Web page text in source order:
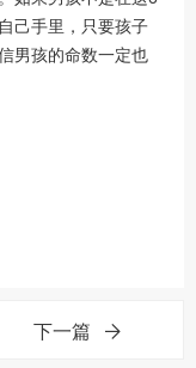
己手里，只要孩子
男孩的命数一定也
下一篇